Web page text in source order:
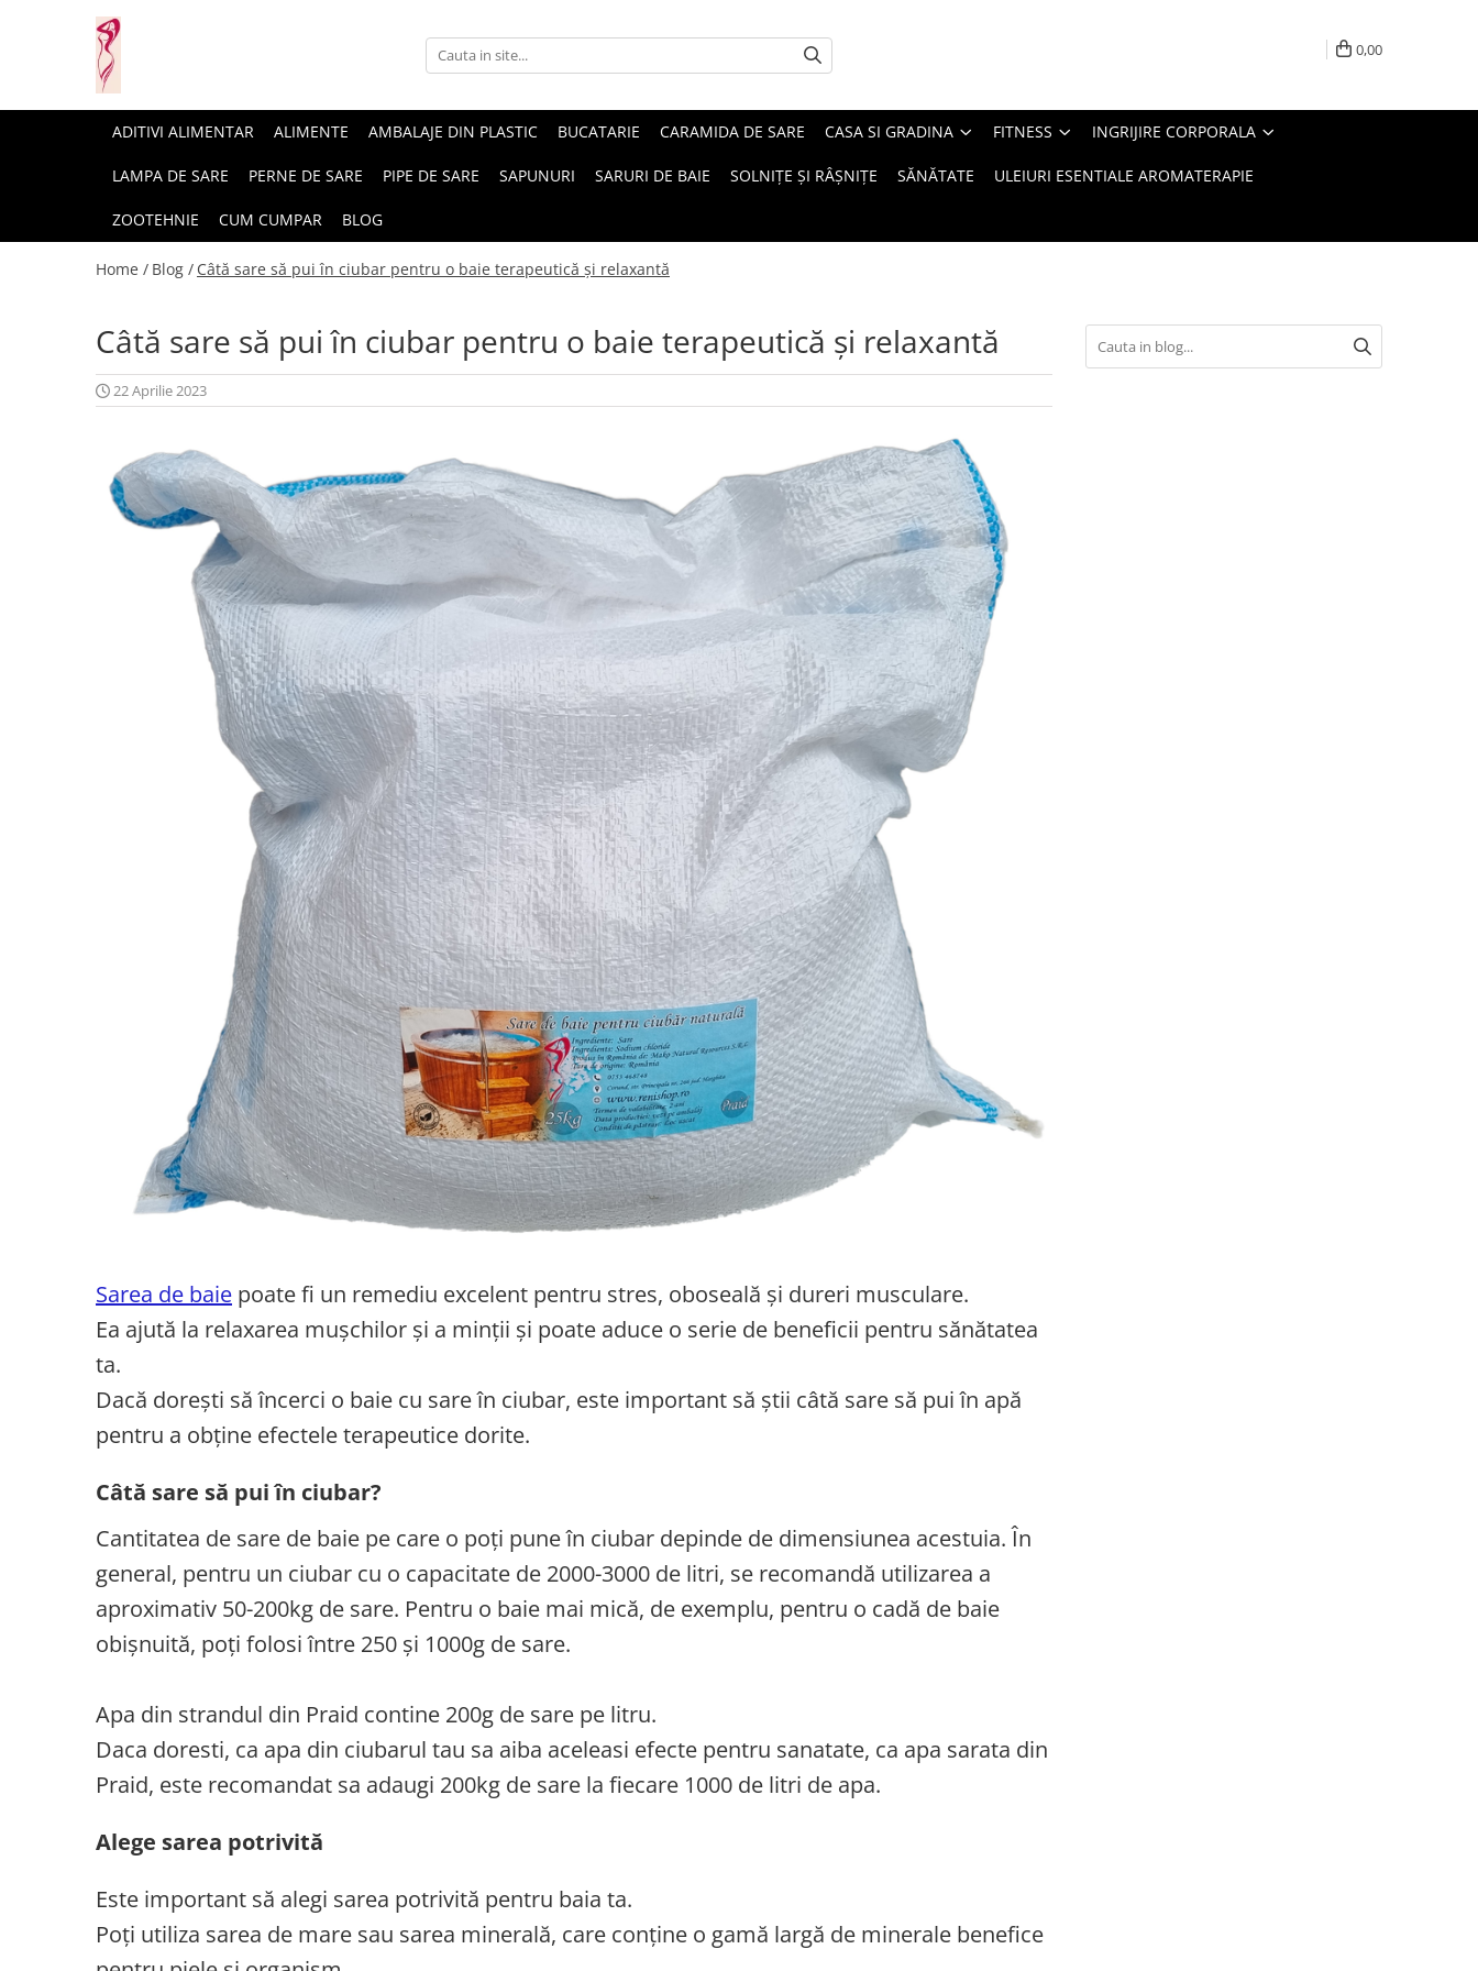
Casa si gradina
Leagane si scaune
Ingrijire corporala
Ingrijirea unghiilor
0,00
ADITIVI ALIMENTAR ALIMENTE AMBALAJE DIN PLASTIC BUCATARIE CARAMIDA DE SARE CASA SI GRADINA FITNESS INGRIJIRE CORPORALA
LAMPA DE SARE PERNE DE SARE PIPE DE SARE SAPUNURI SARURI DE BAIE SOLNIȚE ȘI RÂȘNIȚE SĂNĂTATE ULEIURI ESENTIALE AROMATERAPIE
ZOOTEHNIE CUM CUMPAR BLOG
Home / Blog / Câtă sare să pui în ciubar pentru o baie terapeutică și relaxantă
Câtă sare să pui în ciubar pentru o baie terapeutică și relaxantă
22 Aprilie 2023
Sarea de baie poate fi un remediu excelent pentru stres, oboseală și dureri musculare.
Ea ajută la relaxarea mușchilor și a minții și poate aduce o serie de beneficii pentru sănătatea
ta.
Dacă dorești să încerci o baie cu sare în ciubar, este important să știi câtă sare să pui în apă
pentru a obține efectele terapeutice dorite.
Câtă sare să pui în ciubar?
Cantitatea de sare de baie pe care o poți pune în ciubar depinde de dimensiunea acestuia. În
general, pentru un ciubar cu o capacitate de 2000-3000 de litri, se recomandă utilizarea a
aproximativ 50-200kg de sare. Pentru o baie mai mică, de exemplu, pentru o cadă de baie
obișnuită, poți folosi între 250 și 1000g de sare.
Apa din strandul din Praid contine 200g de sare pe litru.
Daca doresti, ca apa din ciubarul tau sa aiba aceleasi efecte pentru sanatate, ca apa sarata din
Praid, este recomandat sa adaugi 200kg de sare la fiecare 1000 de litri de apa.
Alege sarea potrivită
Este important să alegi sarea potrivită pentru baia ta.
Poți utiliza sarea de mare sau sarea minerală, care conține o gamă largă de minerale benefice